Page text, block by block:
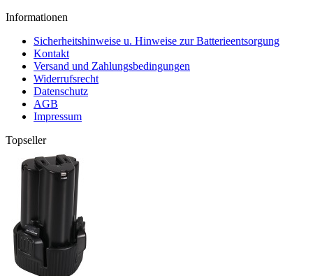
Informationen
Sicherheitshinweise u. Hinweise zur Batterieentsorgung
Kontakt
Versand und Zahlungsbedingungen
Widerrufsrecht
Datenschutz
AGB
Impressum
Topseller